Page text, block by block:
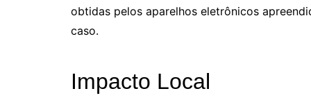
obtidas pelos aparelhos eletrônicos
caso.
Impacto Local